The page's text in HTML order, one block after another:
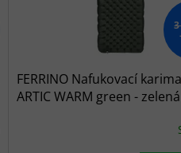
FERRINO Nafukovací
ARTIC WARM green - zelená